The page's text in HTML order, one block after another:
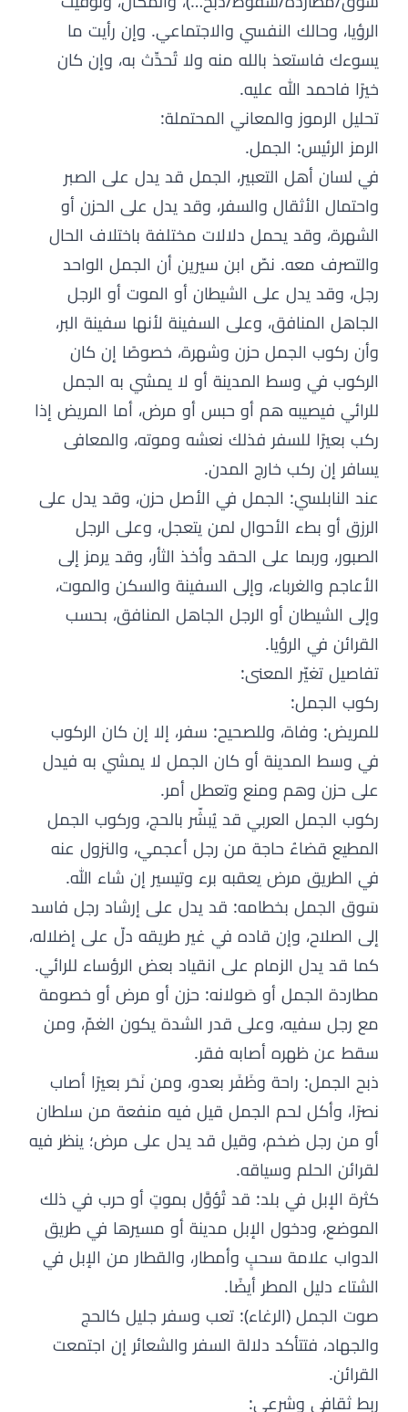
الرؤيا، وحالك النفسي والاجتماعي. وإن رأيت ما
يسوءك فاستعذ بالله منه ولا تُحدِّث به، وإن كان
خيرًا فاحمد الله عليه.
تحليل الرموز والمعاني المحتملة:
الرمز الرئيس: الجمل.
في لسان أهل التعبير، الجمل قد يدل على الصبر
واحتمال الأثقال والسفر، وقد يدل على الحزن أو
الشهرة، وقد يحمل دلالات مختلفة باختلاف الحال
والتصرف معه. نصّ ابن سيرين أن الجمل الواحد
رجل، وقد يدل على الشيطان أو الموت أو الرجل
الجاهل المنافق، وعلى السفينة لأنها سفينة البر،
وأن ركوب الجمل حزن وشهرة، خصوصًا إن كان
الركوب في وسط المدينة أو لا يمشي به الجمل
للرائي فيصيبه هم أو حبس أو مرض، أما المريض إذا
ركب بعيرًا للسفر فذلك نعشه وموته، والمعافى
يسافر إن ركب خارج المدن.
عند النابلسي: الجمل في الأصل حزن، وقد يدل على
الرزق أو بطء الأحوال لمن يتعجل، وعلى الرجل
الصبور، وربما على الحقد وأخذ الثأر، وقد يرمز إلى
الأعاجم والغرباء، وإلى السفينة والسكن والموت،
وإلى الشيطان أو الرجل الجاهل المنافق، بحسب
القرائن في الرؤيا.
تفاصيل تغيّر المعنى:
ركوب الجمل:
للمريض: وفاة، وللصحيح: سفر، إلا إن كان الركوب
في وسط المدينة أو كان الجمل لا يمشي به فيدل
على حزن وهم ومنع وتعطل أمر.
ركوب الجمل العربي قد يُبشّر بالحج، وركوب الجمل
المطيع قضاءُ حاجة من رجل أعجمي، والنزول عنه
في الطريق مرض يعقبه برء وتيسير إن شاء الله.
سَوق الجمل بخطامه: قد يدل على إرشاد رجل فاسد
إلى الصلاح، وإن قاده في غير طريقه دلّ على إضلاله،
كما قد يدل الزمام على انقياد بعض الرؤساء للرائي.
مطاردة الجمل أو صَولانه: حزن أو مرض أو خصومة
مع رجل سفيه، وعلى قدر الشدة يكون الغمّ، ومن
سقط عن ظهره أصابه فقر.
ذبح الجمل: راحة وظَفَر بعدو، ومن نَحَر بعيرًا أصاب
نصرًا، وأكل لحم الجمل قيل فيه منفعة من سلطان
أو من رجل ضخم، وقيل قد يدل على مرض؛ ينظر فيه
لقرائن الحلم وسياقه.
كثرة الإبل في بلد: قد تُؤوَّل بموتٍ أو حرب في ذلك
الموضع، ودخول الإبل مدينة أو مسيرها في طريق
الدواب علامة سحبٍ وأمطار، والقطار من الإبل في
الشتاء دليل المطر أيضًا.
صوت الجمل (الرغاء): تعب وسفر جليل كالحج
والجهاد، فتتأكد دلالة السفر والشعائر إن اجتمعت
القرائن.
ربط ثقافي وشرعي: